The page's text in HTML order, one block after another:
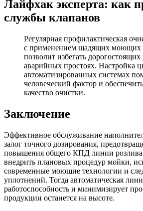
Лайфхак эксперта: как
службы клапанов
Регулярная профилактическая
с применением щадящих моющих
позволит избегать
аварийных простоях. Настройка
автоматизированных системах
человеческий фактор и
качество очистки.
Заключение
Эффективное обслуживание
залог точного дозирования,
повышения общего КПД линии розлива.
внедрить плановых процедур мойки,
современные моющие технологии и
уплотнений. Тогда автоматическая
работоспособность и минимизирует
продукции останется на высоте.